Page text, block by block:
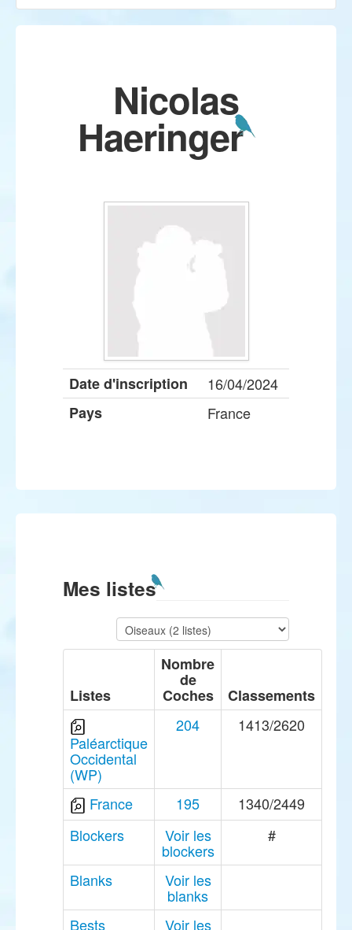
Nicolas
Haeringer
Date d'inscription
16/04/2024
Pays
France
Mes listes
Listes
Nombre
de
Coches Classements
Paléarctique
Occidental
(WP)
204 1413/2620
France 195
1340/2449
Blockers
Voir les
blockers
#
Blanks Voir les
blanks
Bests
Voir les